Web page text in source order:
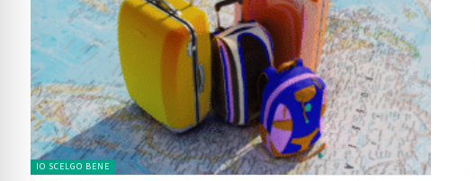
IO SCELGO BENE